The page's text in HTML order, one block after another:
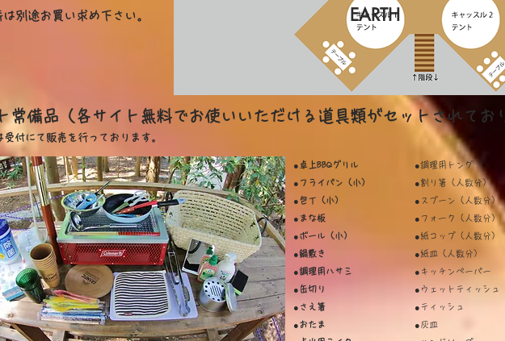
別途お買い求め下さい。
EARTH
常備品（各サイト無料でお使いいただける道具類がセットされてお
受付にて販売を行っております。
●調理用トング
●割り箸（人数分）
●スプーン（人数分）
●フォーク（人数分）
●紙コップ（人数分）
●紙皿（人数分）
●キッチンペーパー
●ウェットティッシュ
●ティッシュ
●灰皿
●卓上BBQグリル
●フライパン（小）
●包丁（小）
●まな板
●ボール（小）
●鍋敷き
●調理用ハサミ
●缶切り
●さえ箸
●おたま